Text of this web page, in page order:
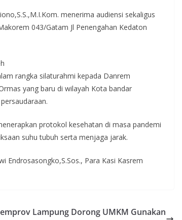
menerima audiensi sekaligus
043/Gatam Jl Penengahan Kedaton
rangka silaturahmi kepada Danrem
yang baru di wilayah Kota bandar
protokol kesehatan di masa pandemi
suhu tubuh serta menjaga jarak.
Endrosasongko,S.Sos., Para Kasi Kasrem
Lampung Dorong UMKM Gunakan